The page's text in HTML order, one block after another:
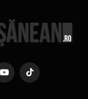
YouTubeTikTok